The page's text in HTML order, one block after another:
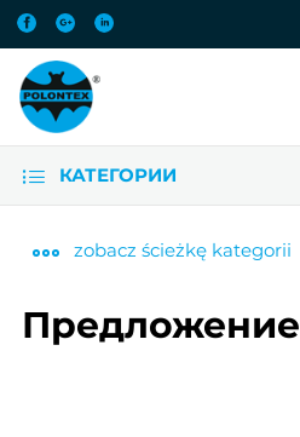
КАТЕГОРИИ
zobacz ścieżkę kategorii
Предложение